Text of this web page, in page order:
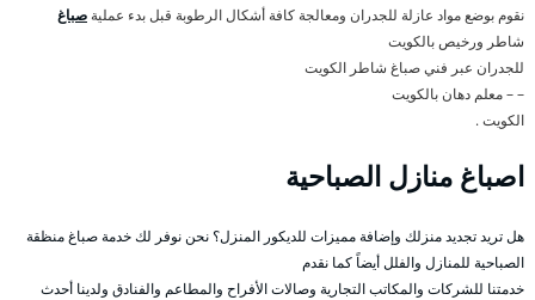
نقوم بوضع مواد عازلة للجدران ومعالجة كافة أشكال الرطوبة قبل بدء عملية صباغ
شاطر ورخيص بالكويت
للجدران عبر فني صباغ شاطر الكويت
– – معلم دهان بالكويت
الكويت .
اصباغ منازل الصباحية
هل تريد تجديد منزلك وإضافة مميزات للديكور المنزل؟ نحن نوفر لك خدمة صباغ منظقة
الصباحية للمنازل والفلل أيضاً كما نقدم
خدمتنا للشركات والمكاتب التجارية وصالات الأفراح والمطاعم والفنادق ولدينا أحدث